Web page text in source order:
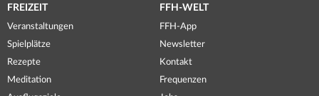
FREIZEIT
Veranstaltungen
Spielplätze
Rezepte
Meditation
FFH-WELT
FFH-App
Newsletter
Kontakt
Frequenzen